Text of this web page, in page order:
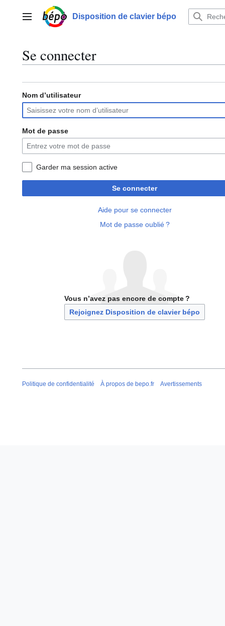
contenuMenu principalDisposition de clavier bépo
Se connecter
Nom d’utilisateur
Mot de passe
Garder ma session active
Se connecter
Aide pour se connecter
Mot de passe oublié ?
Vous n’avez pas encore de compte ?
Rejoignez Disposition de clavier bépo
Politique de confidentialité À propos de bepo.fr Avertissements